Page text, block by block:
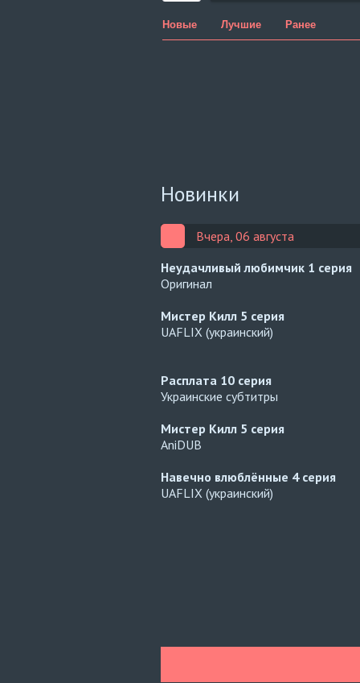
Новые Лучшие Ранее
Новинки
Вчера, 06 августа
Неудачливый любимчик 1 серия
Оригинал
Мистер Килл 5 серия
UAFLIX (украинский)
Расплата 10 серия
Украинские субтитры
Мистер Килл 5 серия
AniDUB
Навечно влюблённые 4 серия
UAFLIX (украинский)